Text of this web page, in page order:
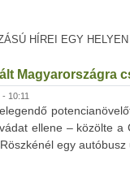
HÍREI EGY HELYEN
Magyarországra
10:11
ellene – közölte
egy